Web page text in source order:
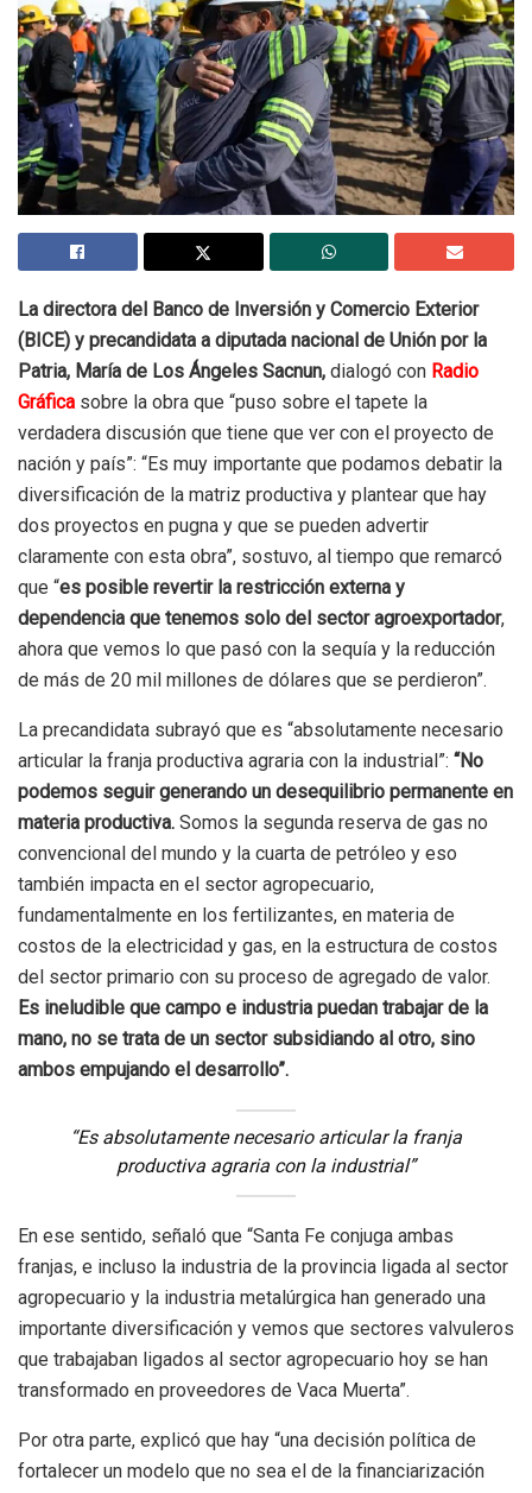
La directora del Banco de Inversión y Comercio Exterior
(BICE) y precandidata a diputada nacional de Unión por la
Patria, María de Los Ángeles Sacnun, dialogó con Radio
Gráfica sobre la obra que “puso sobre el tapete la
verdadera discusión que tiene que ver con el proyecto de
nación y país”: “Es muy importante que podamos debatir la
diversificación de la matriz productiva y plantear que hay
dos proyectos en pugna y que se pueden advertir
claramente con esta obra”, sostuvo, al tiempo que remarcó
que “es posible revertir la restricción externa y
dependencia que tenemos solo del sector agroexportador,
ahora que vemos lo que pasó con la sequía y la reducción
de más de 20 mil millones de dólares que se perdieron”.
La precandidata subrayó que es “absolutamente necesario
articular la franja productiva agraria con la industrial”: “No
podemos seguir generando un desequilibrio permanente en
materia productiva. Somos la segunda reserva de gas no
convencional del mundo y la cuarta de petróleo y eso
también impacta en el sector agropecuario,
fundamentalmente en los fertilizantes, en materia de
costos de la electricidad y gas, en la estructura de costos
del sector primario con su proceso de agregado de valor.
Es ineludible que campo e industria puedan trabajar de la
mano, no se trata de un sector subsidiando al otro, sino
ambos empujando el desarrollo”.
“Es absolutamente necesario articular la franja
productiva agraria con la industrial”
En ese sentido, señaló que “Santa Fe conjuga ambas
franjas, e incluso la industria de la provincia ligada al sector
agropecuario y la industria metalúrgica han generado una
importante diversificación y vemos que sectores valvuleros
que trabajaban ligados al sector agropecuario hoy se han
transformado en proveedores de Vaca Muerta”.
Por otra parte, explicó que hay “una decisión política de
fortalecer un modelo que no sea el de la financiarización